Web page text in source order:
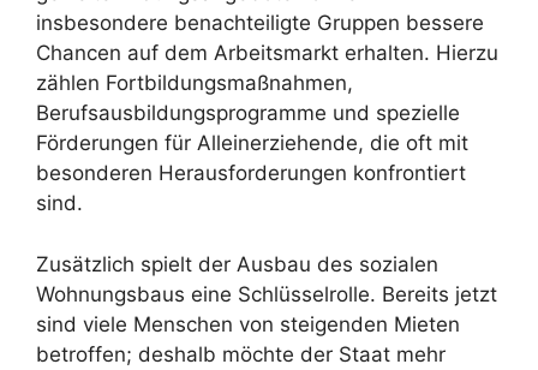
insbesondere benachteiligte Gruppen bessere
Chancen auf dem Arbeitsmarkt erhalten. Hierzu
zählen Fortbildungsmaßnahmen,
Berufsausbildungsprogramme und spezielle
Förderungen für Alleinerziehende, die oft mit
besonderen Herausforderungen konfrontiert
sind.
Zusätzlich spielt der Ausbau des sozialen
Wohnungsbaus eine Schlüsselrolle. Bereits jetzt
sind viele Menschen von steigenden Mieten
betroffen; deshalb möchte der Staat mehr